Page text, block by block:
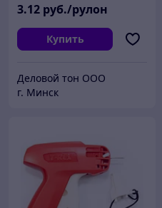
3.12 руб./рулон
Купить
Деловой тон ООО
г. Минск